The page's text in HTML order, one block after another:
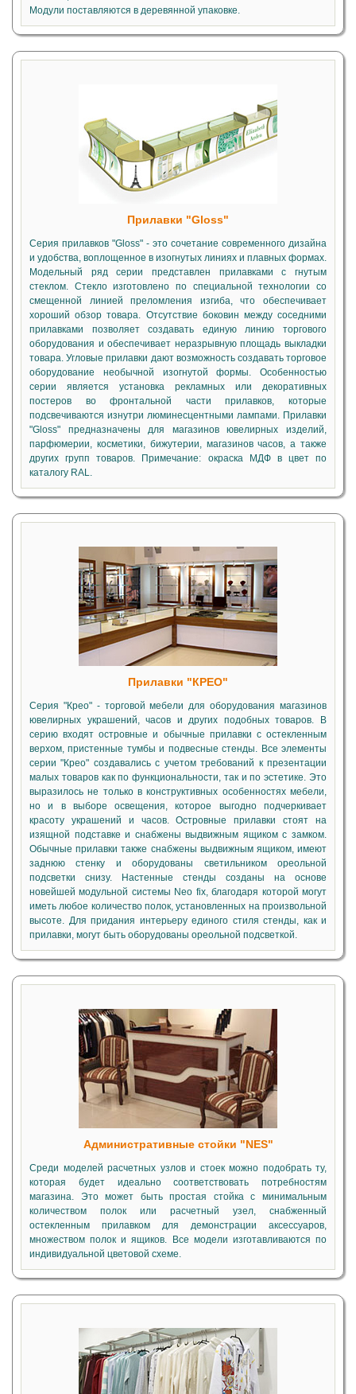
Модули поставляются в деревянной упаковке.
Прилавки "Gloss"
Серия прилавков "Gloss" - это сочетание современного дизайна
и удобства, воплощенное в изогнутых линиях и плавных формах.
Модельный ряд серии представлен прилавками с гнутым
стеклом. Стекло изготовлено по специальной технологии со
смещенной линией преломления изгиба, что обеспечивает
хороший обзор товара. Отсутствие боковин между соседними
прилавками позволяет создавать единую линию торгового
оборудования и обеспечивает неразрывную площадь выкладки
товара. Угловые прилавки дают возможность создавать торговое
оборудование необычной изогнутой формы. Особенностью
серии является установка рекламных или декоративных
постеров во фронтальной части прилавков, которые
подсвечиваются изнутри люминесцентными лампами. Прилавки
"Gloss" предназначены для магазинов ювелирных изделий,
парфюмерии, косметики, бижутерии, магазинов часов, а также
других групп товаров. Примечание: окраска МДФ в цвет по
каталогу RAL.
Прилавки "КРЕО"
Серия "Крео" - торговой мебели для оборудования магазинов
ювелирных украшений, часов и других подобных товаров. В
серию входят островные и обычные прилавки с остекленным
верхом, пристенные тумбы и подвесные стенды. Все элементы
серии "Крео" создавались с учетом требований к презентации
малых товаров как по функциональности, так и по эстетике. Это
выразилось не только в конструктивных особенностях мебели,
но и в выборе освещения, которое выгодно подчеркивает
красоту украшений и часов. Островные прилавки стоят на
изящной подставке и снабжены выдвижным ящиком с замком.
Обычные прилавки также снабжены выдвижным ящиком, имеют
заднюю стенку и оборудованы светильником ореольной
подсветки снизу. Настенные стенды созданы на основе
новейшей модульной системы Neo fix, благодаря которой могут
иметь любое количество полок, установленных на произвольной
высоте. Для придания интерьеру единого стиля стенды, как и
прилавки, могут быть оборудованы ореольной подсветкой.
Административные стойки "NES"
Среди моделей расчетных узлов и стоек можно подобрать ту,
которая будет идеально соответствовать потребностям
магазина. Это может быть простая стойка с минимальным
количеством полок или расчетный узел, снабженный
остекленным прилавком для демонстрации аксессуаров,
множеством полок и ящиков. Все модели изготавливаются по
индивидуальной цветовой схеме.